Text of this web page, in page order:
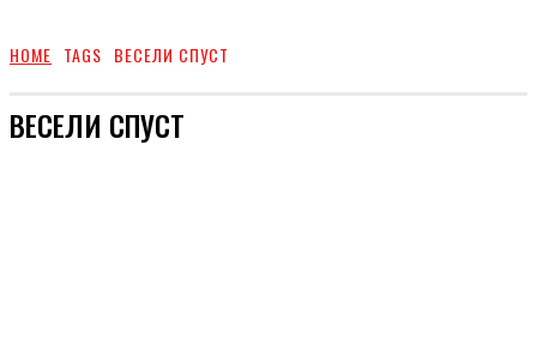
HOME TAGS ВЕСЕЛИ СПУСТ
ВЕСЕЛИ СПУСТ